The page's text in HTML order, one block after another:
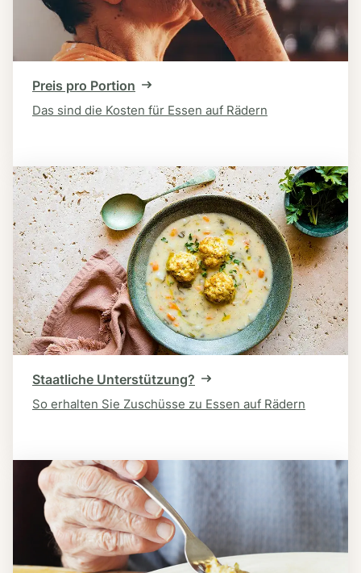
Preis pro Portion
Das sind die Kosten für Essen auf Rädern
Staatliche Unterstützung?
So erhalten Sie Zuschüsse zu Essen auf Rädern